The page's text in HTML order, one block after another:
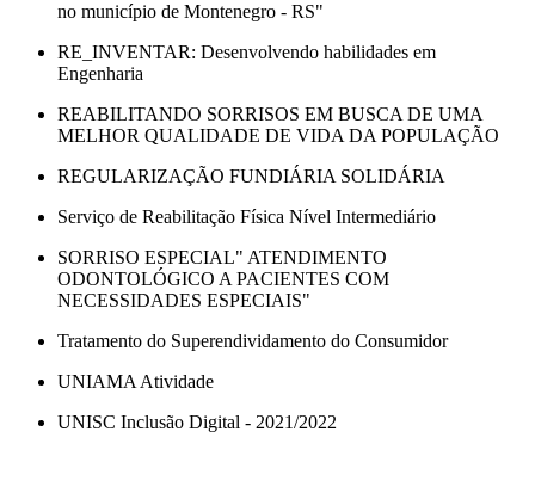
no município de Montenegro - RS"
RE_INVENTAR: Desenvolvendo habilidades em
Engenharia
REABILITANDO SORRISOS EM BUSCA DE UMA
MELHOR QUALIDADE DE VIDA DA POPULAÇÃO
REGULARIZAÇÃO FUNDIÁRIA SOLIDÁRIA
Serviço de Reabilitação Física Nível Intermediário
SORRISO ESPECIAL" ATENDIMENTO
ODONTOLÓGICO A PACIENTES COM
NECESSIDADES ESPECIAIS"
Tratamento do Superendividamento do Consumidor
UNIAMA Atividade
UNISC Inclusão Digital - 2021/2022